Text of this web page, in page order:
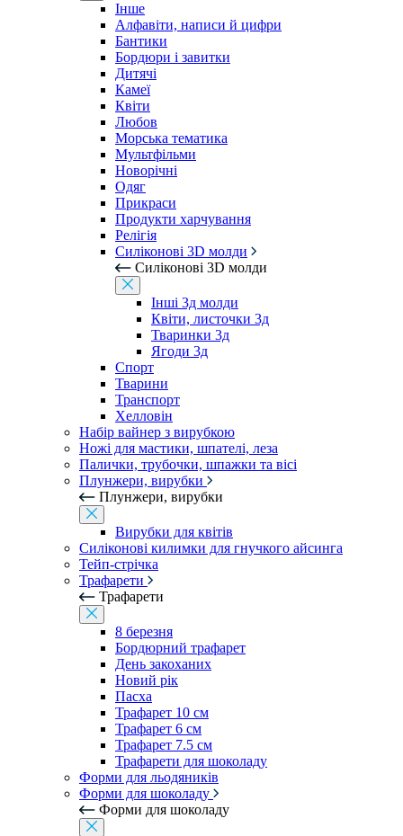
Інше
Алфавіти, написи й цифри
Бантики
Бордюри і завитки
Дитячі
Камеї
Квіти
Любов
Морська тематика
Мультфільми
Новорічні
Одяг
Прикраси
Продукти харчування
Релігія
Силіконові 3D молди
Силіконові 3D молди
Інші 3д молди
Квіти, листочки 3д
Тваринки 3д
Ягоди 3д
Спорт
Тварини
Транспорт
Хелловін
Набір вайнер з вирубкою
Ножі для мастики, шпателі, леза
Палички, трубочки, шпажки та вісі
Плунжери, вирубки
Плунжери, вирубки
Вирубки для квітів
Силіконові килимки для гнучкого айсинга
Тейп-стрічка
Трафарети
Трафарети
8 березня
Бордюрний трафарет
День закоханих
Новий рік
Пасха
Трафарет 10 см
Трафарет 6 см
Трафарет 7.5 см
Трафарети для шоколаду
Форми для льодяників
Форми для шоколаду
Форми для шоколаду